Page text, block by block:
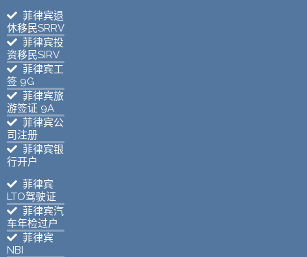
菲律宾退
休移民SRRV
菲律宾投
资移民SIRV
菲律宾工
签 9G
菲律宾旅
游签证 9A
菲律宾公
司注册
菲律宾银
行开户
菲律宾
LTO驾驶证
菲律宾汽
车年检过户
菲律宾
NBI